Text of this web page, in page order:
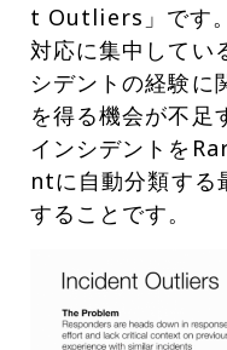
t Outliers」です
対応に集中してい
シデントの経験に
を得る機会が不足
インシデントを
ntに自動分類する
することです。